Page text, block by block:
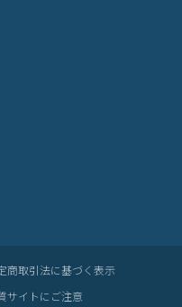
商取引法に基づく表示
サイトにご注意